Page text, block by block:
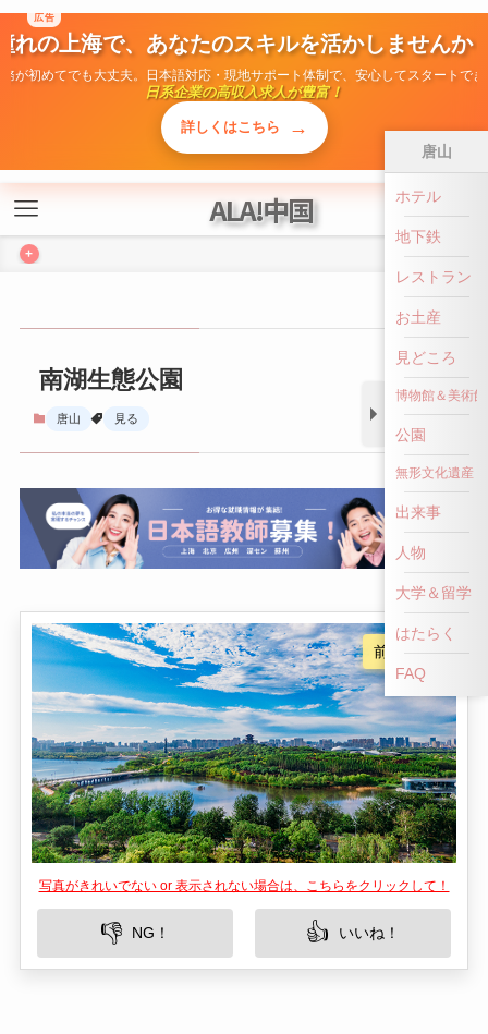
れの上海で、あなたのスキルを活かしませんか
が初めてでも大丈夫。日本語対応・現地サポート体制で、安心してスタートで
日系企業の高収入求人が豊富！
詳しくはこちら
ALA!中国
+
南湖生態公園
前へ戻る
写真がきれいでない or 表示されない場合は、こちらをクリックして！
👎 NG！ 👍 いいね！
南湖生態公園は、中国河北省唐山市に位置する広
大な都市公園です。この公園は自然環境と都市の
利便性を兼ね備えた場所であり、多彩な生態系が
唐山
ホテル
地下鉄
レストラン
お土産
見どころ
博物館＆美術館
公園
無形文化遺産
出来事
人物
大学＆留学
はたらく
FAQ